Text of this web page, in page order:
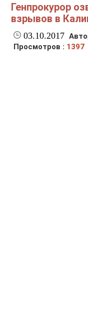
Генпрокурор
взрывов в
03.10.2017
Просмотров : 1397